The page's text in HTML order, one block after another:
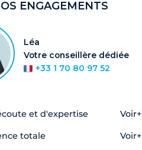
ENGAGEMENTS
Léa
Votre conseillère dédiée
+33 1 70 80 97 52
et d'expertise Voir+
totale Voir+